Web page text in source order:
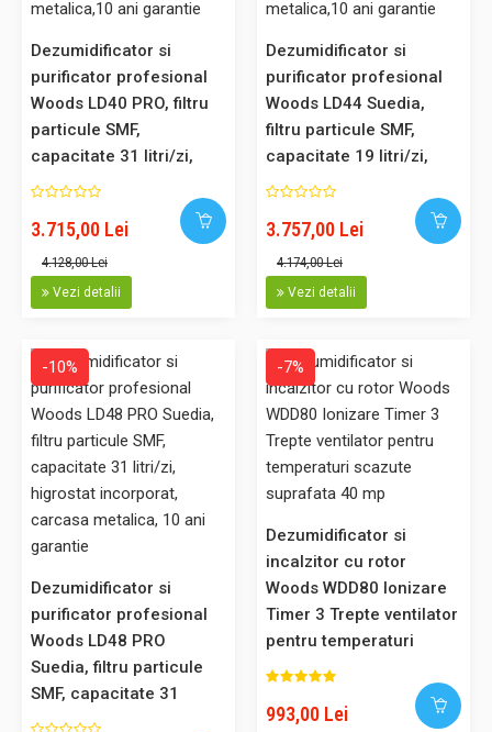
portabil convenabil si eficient cu absortie. Functie de
dezumidificare si ionizare, control WiFi inteligent care va ajuta
sa controlati in mod convenabil dezumidificatorul de la
distanta. Tehnica de absortie permite utilizarea in zonele reci,
av..
1.225,00 Lei
Adaugă în Coş
Dezumidificator Woods M10G Capacitate 10 litri/zi, Uscare rufe,
Setare umiditate, Afisaj umiditate, Timer,suprafata 20mp
Dezumidificator Woods M10G cu noul gaz refrigerant
ecologic Noul dezumidificator Wood’s M10G este un
dezumidificator compact si eficient cu cateva caracteristici
ingenioase. M10G are panou de control si afisaj digital ce
indica nivelul curent de umiditate. Manerul ergonomic ajuta la
deplasarea cu..
Dezumidificator si
purificator profesional
Woods LD40 PRO, filtru
particule SMF,
capacitate 31 litri/zi,
higrostat incorporat,
carcasa metalica,10 ani
garantie
3.715,00 Lei
4.128,00 Lei
Vezi detalii
Dezumidificator si
purificator profesional
Woods LD44 Suedia,
filtru particule SMF,
capacitate 19 litri/zi,
higrostat incorporat,
carcasa metalica,10 ani
garantie
3.757,00 Lei
4.174,00 Lei
Vezi detalii
-10%
Dezumidificator si
purificator profesional
Woods LD48 PRO
Suedia, filtru particule
SMF, capacitate 31
litri/zi, higrostat
-7%
Dezumidificator si
incalzitor cu rotor
Woods WDD80 Ionizare
Timer 3 Trepte ventilator
pentru temperaturi
scazute suprafata 40
993,00 Lei